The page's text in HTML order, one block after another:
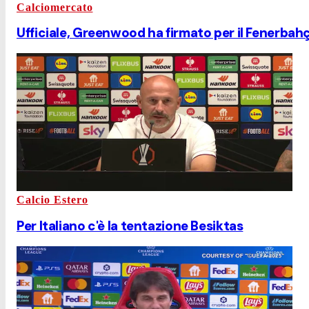
Calciomercato
Ufficiale, Greenwood ha firmato per il
Calcio Estero
Per Italiano c'è la tentazione Besiktas